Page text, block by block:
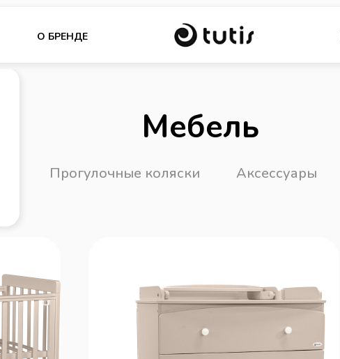
О БРЕНДЕ
Мебель
Прогулочные коляски Аксессуары